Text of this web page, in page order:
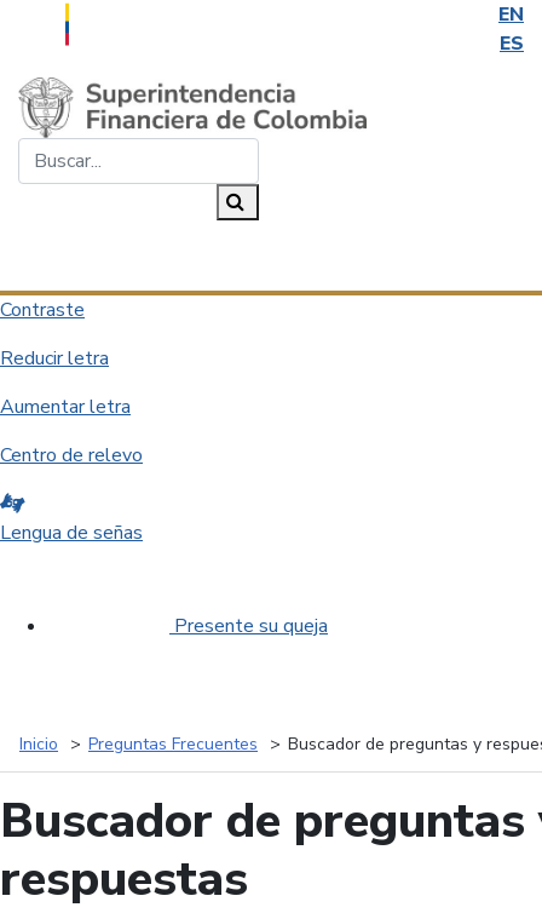
EN
ES
Saltar al contenido principal
Contraste
Reducir letra
Aumentar letra
Centro de relevo
Lengua de señas
Presente su queja
Inicio Preguntas Frecuentes Buscador de preguntas y
Buscador de preguntas
respuestas